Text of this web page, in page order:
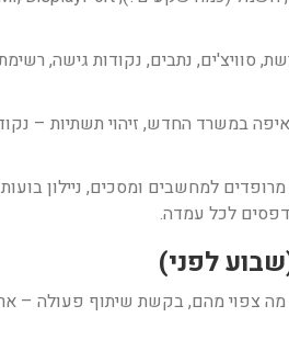
סוויצ'ים, נתבים, נקודות גישה,
במשרד החדש, זיהוי תשתיות –
למחשבים ומסכים, ניילון
לכל עמדה.
צפוי מהם, בקשת שיתוף פעולה –